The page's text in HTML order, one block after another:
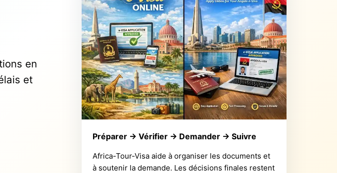
en
et
Préparer → Vérifier → Demander → Suivre
Africa-Tour-Visa aide à organiser les documents et
à soutenir la demande. Les décisions finales restent